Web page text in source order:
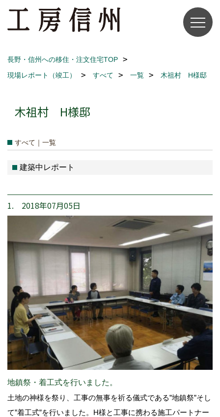
長野・信州への移住・注文住宅TOP
現場レポート（竣工）
すべて 一覧 木祖村 H様邸
木祖村 H様邸
すべて｜一覧
建築中レポート
1. 2018年07月05日
地鎮祭・着工式を行いました。
土地の神様を祭り、工事の無事を祈る儀式である”地鎮祭”そし
て”着工式”を行いました。H様と工事に携わる施工パートナー